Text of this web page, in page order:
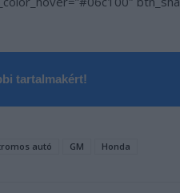
tartalmakért!
autó GM Honda